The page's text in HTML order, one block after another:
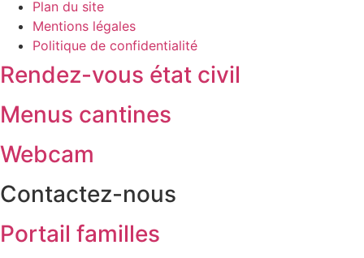
Plan du site
Mentions légales
Politique de confidentialité
Rendez-vous état civil
Menus cantines
Webcam
Contactez-nous
Portail familles